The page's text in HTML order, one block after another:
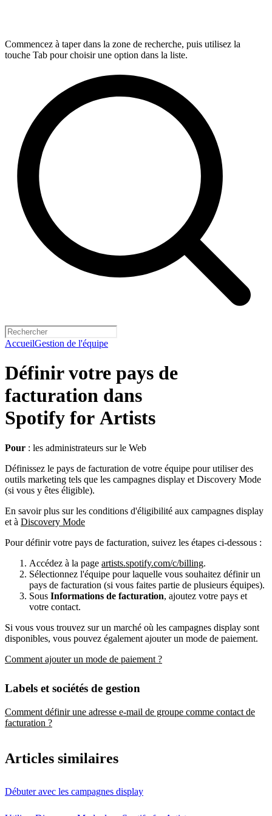
Commencez à taper dans la zone de recherche, puis utilisez la
touche Tab pour choisir une option dans la liste.
AccueilGestion de l'équipe
Définir votre pays de
facturation dans
Spotify for Artists
Pour : les administrateurs sur le Web
Définissez le pays de facturation de votre équipe pour utiliser des
outils marketing tels que les campagnes display et Discovery Mode
(si vous y êtes éligible).
En savoir plus sur les conditions d'éligibilité aux campagnes display
et à Discovery Mode
Pour définir votre pays de facturation, suivez les étapes ci-dessous :
Accédez à la page artists.spotify.com/c/billing.
Sélectionnez l'équipe pour laquelle vous souhaitez définir un
pays de facturation (si vous faites partie de plusieurs équipes).
Sous Informations de facturation, ajoutez votre pays et
votre contact.
Si vous vous trouvez sur un marché où les campagnes display sont
disponibles, vous pouvez également ajouter un mode de paiement.
Comment ajouter un mode de paiement ?
Labels et sociétés de gestion
Comment définir une adresse e-mail de groupe comme contact de
facturation ?
Articles similaires
Débuter avec les campagnes display